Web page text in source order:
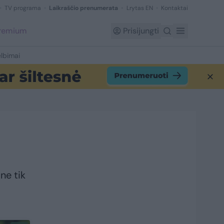
TV programa Laikraščio prenumerata Lrytas EN Kontaktai
Prisijungti
tik